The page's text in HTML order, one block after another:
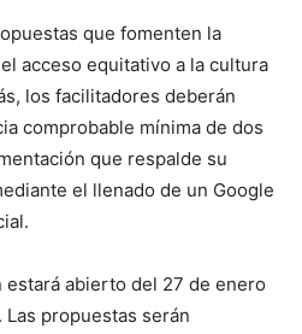
que fomenten la
acceso equitativo a la cultura
los facilitadores deberán
comprobable mínima de dos
que respalde su
el llenado de un Google
abierto del 27 de enero
propuestas serán